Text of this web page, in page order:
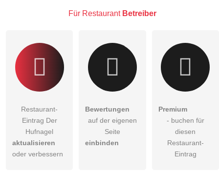
Besucher sichtbar.
Für Restaurant Betreiber
Restaurant-
Eintrag Der
Hufnagel
aktualisieren
oder verbessern
Bewertungen
auf der eigenen
Seite
einbinden
Premium
- buchen für
diesen
Restaurant-
Eintrag